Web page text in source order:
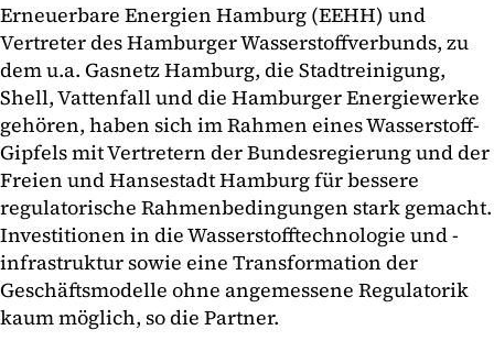
Erneuerbare Energien Hamburg (EEHH) und
Vertreter des Hamburger Wasserstoffverbunds, zu
dem u.a. Gasnetz Hamburg, die Stadtreinigung,
Shell, Vattenfall und die Hamburger Energiewerke
gehören, haben sich im Rahmen eines Wasserstoff-
Gipfels mit Vertretern der Bundesregierung und der
Freien und Hansestadt Hamburg für bessere
regulatorische Rahmenbedingungen stark gemacht.
Investitionen in die Wasserstofftechnologie und -
infrastruktur sowie eine Transformation der
Geschäftsmodelle ohne angemessene Regulatorik
kaum möglich, so die Partner.